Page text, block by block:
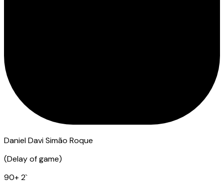
Daniel Davi Simão Roque
(Delay of game)
90+ 2`